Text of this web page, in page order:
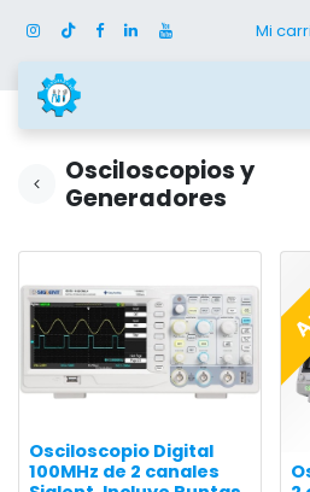
Mi
Osciloscopios y
Generadores
Osciloscopio Digital
100MHz de 2 canales